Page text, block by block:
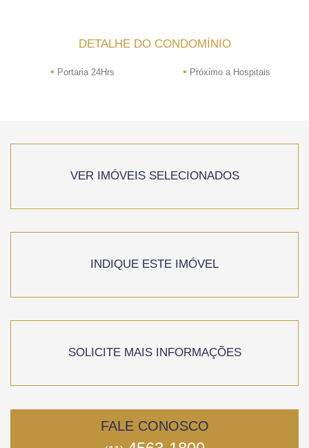
DETALHE DO CONDOMÍNIO
• Portaria 24Hrs • Próximo a Hospitais
VER IMÓVEIS SELECIONADOS
INDIQUE ESTE IMÓVEL
SOLICITE MAIS INFORMAÇÕES
FALE CONOSCO